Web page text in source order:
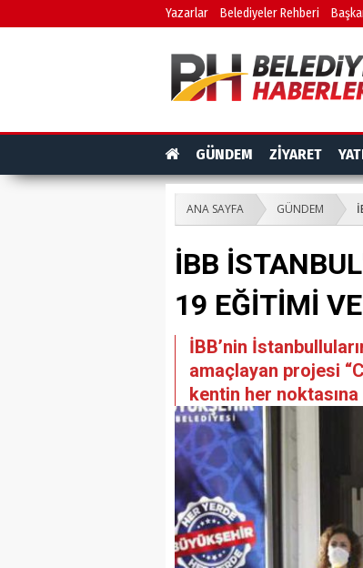
Yazarlar Belediyeler Rehberi
GÜNDEM ZİYARET
ANA SAYFA GÜNDEM
İBB
19 EĞİTİMİ
İBB’nin
amaçlayan projesi
kentin her